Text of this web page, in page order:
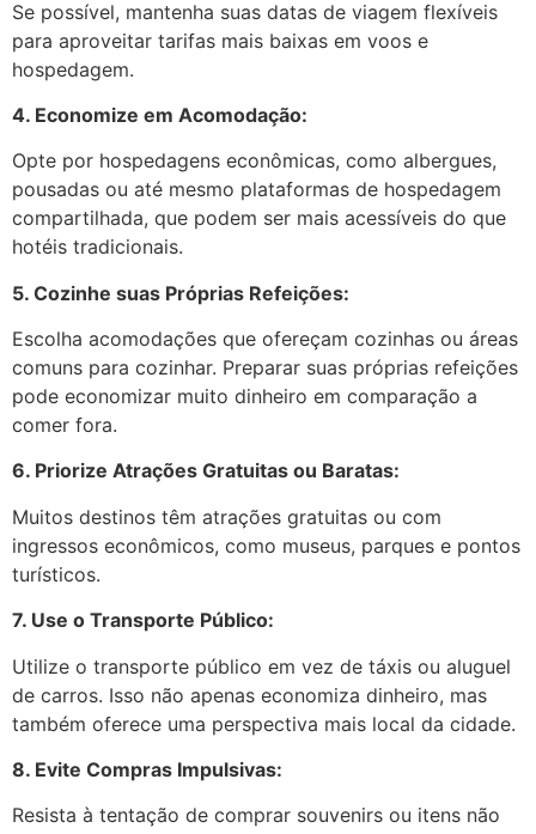
Se possível, mantenha suas datas de viagem flexíveis
para aproveitar tarifas mais baixas em voos e
hospedagem.
4. Economize em Acomodação:
Opte por hospedagens econômicas, como albergues,
pousadas ou até mesmo plataformas de hospedagem
compartilhada, que podem ser mais acessíveis do que
hotéis tradicionais.
5. Cozinhe suas Próprias Refeições:
Escolha acomodações que ofereçam cozinhas ou áreas
comuns para cozinhar. Preparar suas próprias refeições
pode economizar muito dinheiro em comparação a
comer fora.
6. Priorize Atrações Gratuitas ou Baratas:
Muitos destinos têm atrações gratuitas ou com
ingressos econômicos, como museus, parques e pontos
turísticos.
7. Use o Transporte Público:
Utilize o transporte público em vez de táxis ou aluguel
de carros. Isso não apenas economiza dinheiro, mas
também oferece uma perspectiva mais local da cidade.
8. Evite Compras Impulsivas:
Resista à tentação de comprar souvenirs ou itens não